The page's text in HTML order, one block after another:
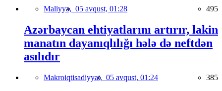
Maliyyə, 05 avqust, 01:28 495
Azərbaycan ehtiyatlarını artırır, lakin
manatın dayanıqlılığı hələ də neftdən
asılıdır
Makroiqtisadiyyat, 05 avqust, 01:24 385